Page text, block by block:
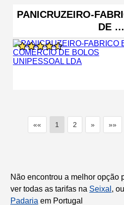
PANICRUZEIRO-
DE …
«« 1 2 » »»
Não encontrou a melhor opção
ver todas as tarifas na Seixal ,
Padaria em Portugal